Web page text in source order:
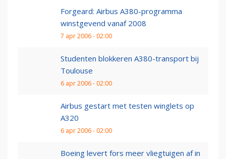
Forgeard: Airbus A380-programma
winstgevend vanaf 2008
7 apr 2006 - 02:00
Studenten blokkeren A380-transport bij
Toulouse
6 apr 2006 - 02:00
Airbus gestart met testen winglets op
A320
6 apr 2006 - 02:00
Boeing levert fors meer vliegtuigen af in